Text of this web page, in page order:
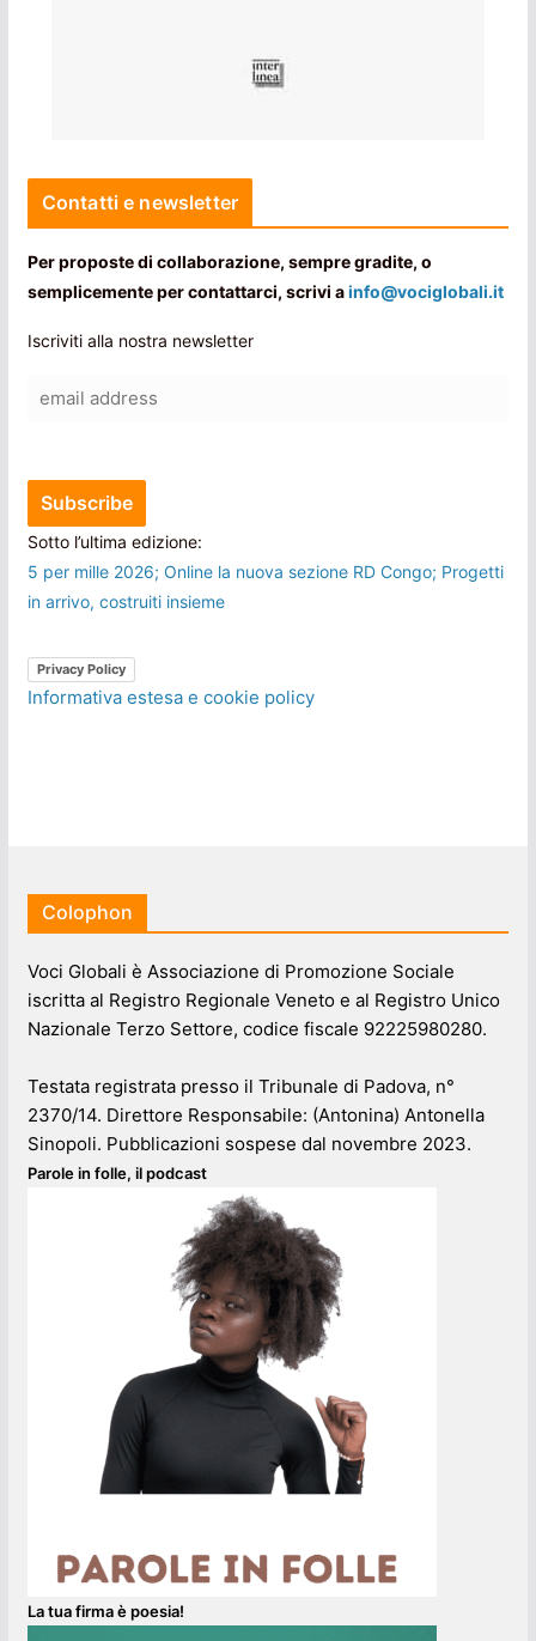
Contatti e newsletter
Per proposte di collaborazione, sempre gradite, o
semplicemente per contattarci, scrivi ainfo@vociglobali.it
Iscriviti alla nostra newsletter
Sotto l’ultima edizione:
5 per mille 2026; Online la nuova sezione RD Congo; Progetti
in arrivo, costruiti insieme
Privacy Policy
Informativa estesa e cookie policy
Colophon
Voci Globali è Associazione di Promozione Sociale
iscritta al Registro Regionale Veneto e al Registro Unico
Nazionale Terzo Settore, codice fiscale 92225980280.
Testata registrata presso il Tribunale di Padova, n°
2370/14. Direttore Responsabile: (Antonina) Antonella
Sinopoli. Pubblicazioni sospese dal novembre 2023.
Parole in folle, il podcast
La tua firma è poesia!